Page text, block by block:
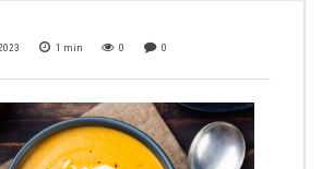
1 min 0 0